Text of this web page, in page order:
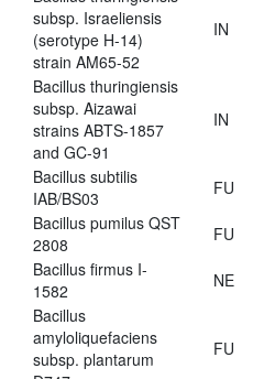
subsp. Israeliensis
(serotype H-14)
strain AM65-52
IN
Bacillus thuringiensis
subsp. Aizawai
strains ABTS-1857
and GC-91
IN
Bacillus subtilis
IAB/BS03
FU
Bacillus pumilus QST
2808
FU
Bacillus firmus I-
1582
NE
Bacillus
amyloliquefaciens
subsp. plantarum
FU